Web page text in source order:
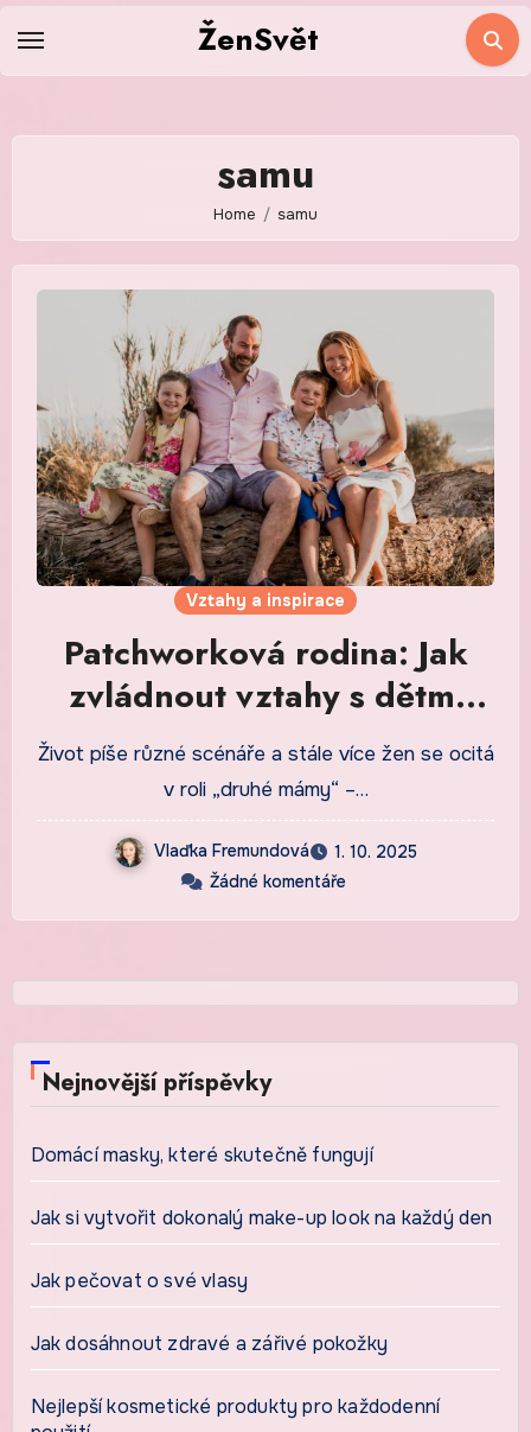
ŽenSvět
samu
Home samu
Vztahy a inspirace
Patchworková rodina: Jak
zvládnout vztahy s dětmi
partnera (a neztratit samu
sebe)
Život píše různé scénáře a stále více žen se ocitá
v roli „druhé mámy“ –…
Vlaďka Fremundová
1. 10. 2025
Žádné komentáře
Nejnovější příspěvky
Domácí masky, které skutečně fungují
Jak si vytvořit dokonalý make-up look na každý den
Jak pečovat o své vlasy
Jak dosáhnout zdravé a zářivé pokožky
Nejlepší kosmetické produkty pro každodenní